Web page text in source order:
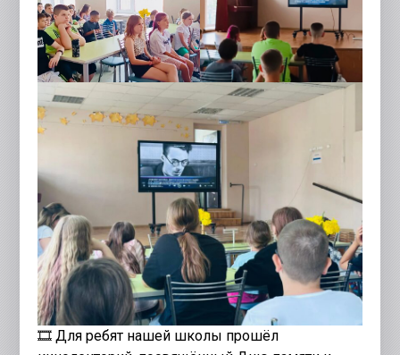
🎞️ Для ребят нашей школы прошёл